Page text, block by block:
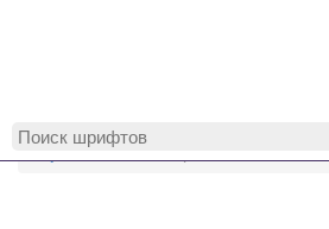
MyFonts.ru